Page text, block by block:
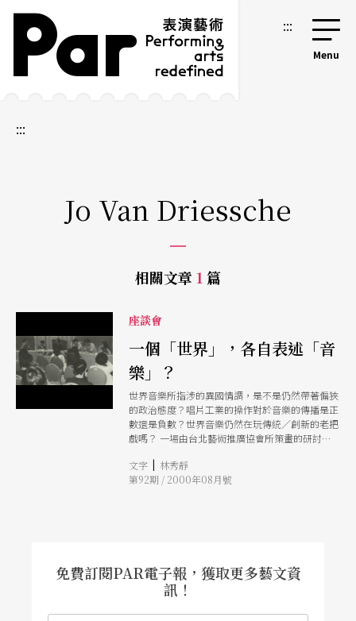
跳到主要內容區塊
網站導覽 :::
:::
Jo Van Driessche
相關文章 1 篇
座談會
一個「世界」，各自表述「音
樂」？
世界音樂所指涉的異國情調，是不是仍然帶著偏狹
的政治態度？唱片工業的操作對於音樂的傳播是正
數還是負數？世界音樂仍然在玩傳統／創新的老把
戲嗎？ 一場由台北藝術推廣協會所策畫的研討
作者、唱片業者展開對話，席間各種「聲響」並
陳，有和諧的高音，也有激烈的異聲，在在展現世
文字 | 林秀靜
第92期 / 2000年08月號
免費訂閱PAR電子報，獲取更多藝文資
訊！